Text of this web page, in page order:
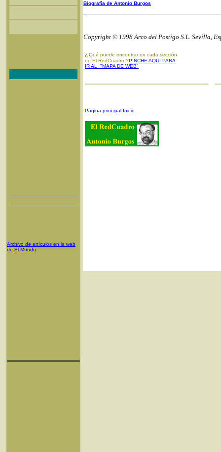
Archivo de artículos en la web
de El Mundo
Biografía de Antonio Burgos
Copyright © 1998 Arco del Postigo S.L. Sevilla,
¿ Qué puede encontrar en cada sección
de El RedCuadro ?PINCHE AQUI PARA
IR AL "MAPA DE WEB"
Página principal-Inicio